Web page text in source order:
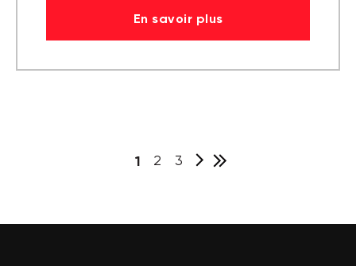
En savoir plus
1 2 3